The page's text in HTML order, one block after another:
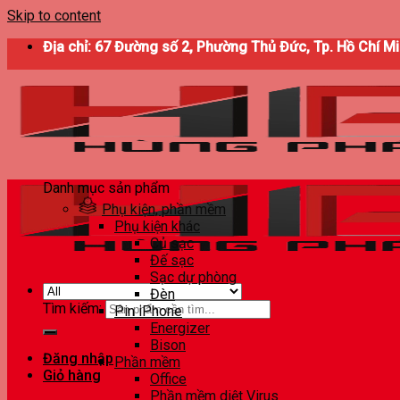
Skip to content
Địa chỉ: 67 Đường số 2, Phường Thủ Đức, Tp. Hồ Chí
Tìm kiếm:
Đăng nhập
Giỏ hàng
Danh mục sản phẩm
Phụ kiện, phần mềm
Phụ kiện khác
Củ sạc
Đế sạc
Sạc dự phòng
Đèn
Pin iPhone
Energizer
Bison
Phần mềm
Office
Phần mềm diệt Virus